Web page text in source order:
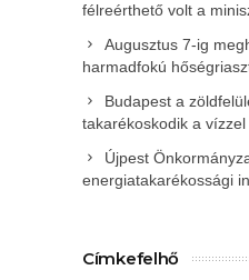
félreérthető volt a
Augusztus 7-ig
harmadfokú
Budapest a
takarékoskodik a vízzel
Újpest
energiatakarékossági
Címkefelhő